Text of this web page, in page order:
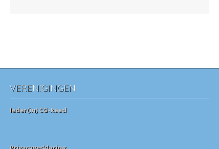
VERENIGINGEN
Ieder(in) CG-Raad